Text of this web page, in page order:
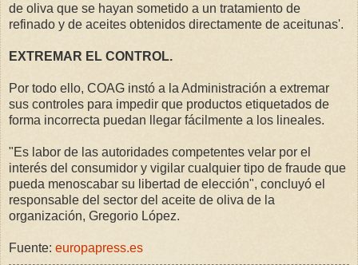
de oliva que se hayan sometido a un tratamiento de
refinado y de aceites obtenidos directamente de aceitunas'.
EXTREMAR EL CONTROL.
Por todo ello, COAG instó a la Administración a extremar
sus controles para impedir que productos etiquetados de
forma incorrecta puedan llegar fácilmente a los lineales.
"Es labor de las autoridades competentes velar por el
interés del consumidor y vigilar cualquier tipo de fraude que
pueda menoscabar su libertad de elección", concluyó el
responsable del sector del aceite de oliva de la
organización, Gregorio López.
Fuente: europapress.es